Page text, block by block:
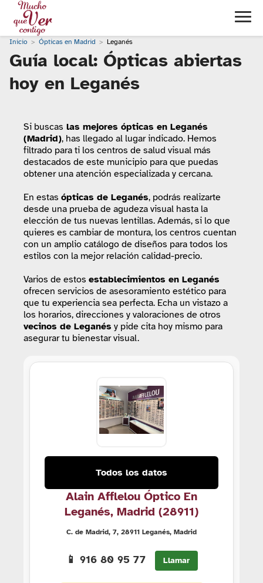
Inicio Ópticas en Madrid Leganés
Guía local: Ópticas abiertas
hoy en Leganés
Si buscas las mejores ópticas en Leganés
(Madrid), has llegado al lugar indicado. Hemos
filtrado para ti los centros de salud visual más
destacados de este municipio para que puedas
obtener una atención especializada y cercana.
En estas ópticas de Leganés, podrás realizarte
desde una prueba de agudeza visual hasta la
elección de tus nuevas lentillas. Además, si lo que
quieres es cambiar de montura, los centros cuentan
con un amplio catálogo de diseños para todos los
estilos con la mejor relación calidad-precio.
Varios de estos establecimientos en Leganés
ofrecen servicios de asesoramiento estético para
que tu experiencia sea perfecta. Echa un vistazo a
los horarios, direcciones y valoraciones de otros
vecinos de Leganés y pide cita hoy mismo para
asegurar tu bienestar visual.
Todos los datos
Alain Afflelou Óptico En
Leganés, Madrid (28911)
C. de Madrid, 7, 28911 Leganés, Madrid
📱 916 80 95 77 Llamar